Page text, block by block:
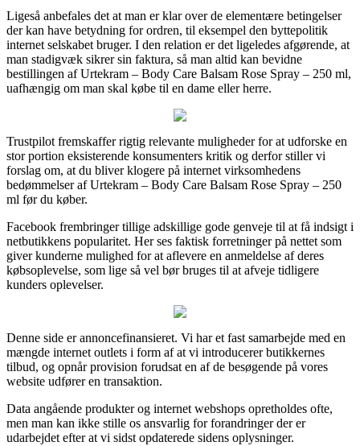
Ligeså anbefales det at man er klar over de elementære betingelser
der kan have betydning for ordren, til eksempel den byttepolitik
internet selskabet bruger. I den relation er det ligeledes afgørende, at
man stadigvæk sikrer sin faktura, så man altid kan bevidne
bestillingen af Urtekram – Body Care Balsam Rose Spray – 250 ml,
uafhængig om man skal købe til en dame eller herre.
Trustpilot fremskaffer rigtig relevante muligheder for at udforske en
stor portion eksisterende konsumenters kritik og derfor stiller vi
forslag om, at du bliver klogere på internet virksomhedens
bedømmelser af Urtekram – Body Care Balsam Rose Spray – 250
ml før du køber.
Facebook frembringer tillige adskillige gode genveje til at få indsigt i
netbutikkens popularitet. Her ses faktisk forretninger på nettet som
giver kunderne mulighed for at aflevere en anmeldelse af deres
købsoplevelse, som lige så vel bør bruges til at afveje tidligere
kunders oplevelser.
Denne side er annoncefinansieret. Vi har et fast samarbejde med en
mængde internet outlets i form af at vi introducerer butikkernes
tilbud, og opnår provision forudsat en af de besøgende på vores
website udfører en transaktion.
Data angående produkter og internet webshops opretholdes ofte,
men man kan ikke stille os ansvarlig for forandringer der er
udarbejdet efter at vi sidst opdaterede sidens oplysninger.